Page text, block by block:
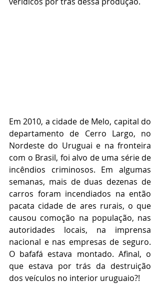
Em 2010, a cidade de Melo, capital do
departamento de Cerro Largo, no
Nordeste do Uruguai e na fronteira
com o Brasil, foi alvo de uma série de
incêndios criminosos. Em algumas
semanas, mais de duas dezenas de
carros foram incendiados na então
pacata cidade de ares rurais, o que
causou comoção na população, nas
autoridades locais, na imprensa
nacional e nas empresas de seguro.
O bafafá estava montado. Afinal, o
que estava por trás da destruição
dos veículos no interior uruguaio?!